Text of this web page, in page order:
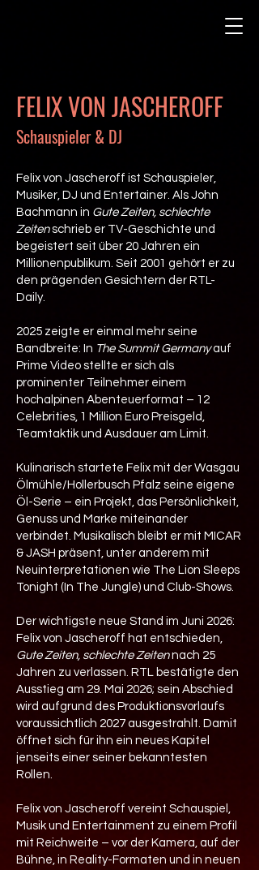
FELIX VON JASCHEROFF
Schauspieler & DJ
Felix von Jascheroff ist Schauspieler,
Musiker, DJ und Entertainer. Als John
Bachmann in Gute Zeiten, schlechte
Zeitenschrieb er TV-Geschichte und
begeistert seit über 20 Jahren ein
Millionenpublikum. Seit 2001 gehört er zu
den prägenden Gesichtern der RTL-
Daily.
2025 zeigte er einmal mehr seine
Bandbreite: In The Summit Germanyauf
Prime Video stellte er sich als
prominenter Teilnehmer einem
hochalpinen Abenteuerformat – 12
Celebrities, 1 Million Euro Preisgeld,
Teamtaktik und Ausdauer am Limit.
Kulinarisch startete Felix mit der Wasgau
Ölmühle/Hollerbusch Pfalz seine eigene
Öl-Serie – ein Projekt, das Persönlichkeit,
Genuss und Marke miteinander
verbindet. Musikalisch bleibt er mit MICAR
& JASH präsent, unter anderem mit
Neuinterpretationen wie The Lion Sleeps
Tonight (In The Jungle) und Club-Shows.
Der wichtigste neue Stand im Juni 2026:
Felix von Jascheroff hat entschieden,
Gute Zeiten, schlechte Zeitennach 25
Jahren zu verlassen. RTL bestätigte den
Ausstieg am 29. Mai 2026; sein Abschied
wird aufgrund des Produktionsvorlaufs
voraussichtlich 2027 ausgestrahlt. Damit
öffnet sich für ihn ein neues Kapitel
jenseits einer seiner bekanntesten
Rollen.
Felix von Jascheroff vereint Schauspiel,
Musik und Entertainment zu einem Profil
mit Reichweite – vor der Kamera, auf der
Bühne, in Reality-Formaten und in neuen